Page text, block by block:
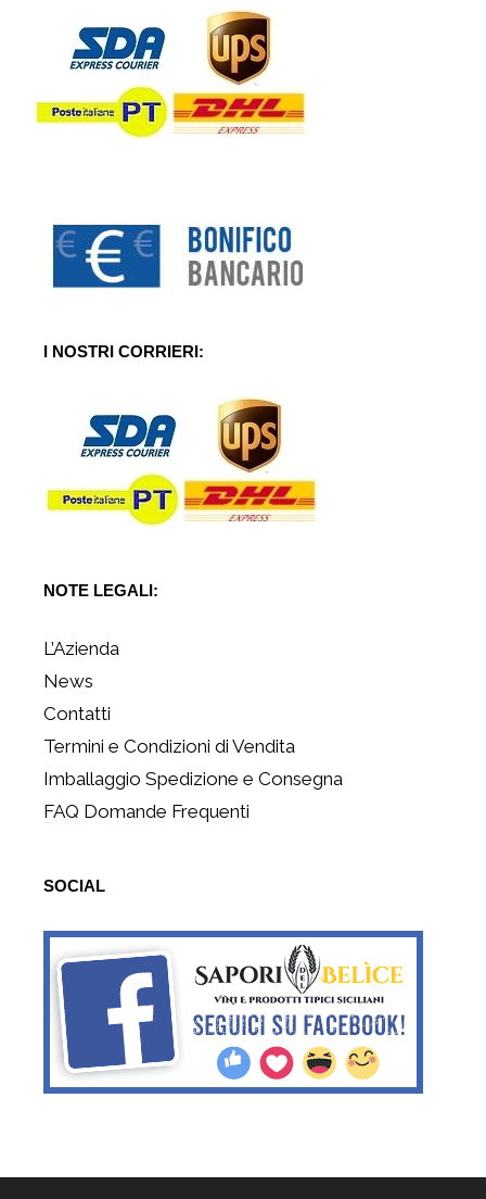
I NOSTRI CORRIERI:
NOTE LEGALI:
L’Azienda
News
Contatti
Termini e Condizioni di Vendita
Imballaggio Spedizione e Consegna
FAQ Domande Frequenti
SOCIAL